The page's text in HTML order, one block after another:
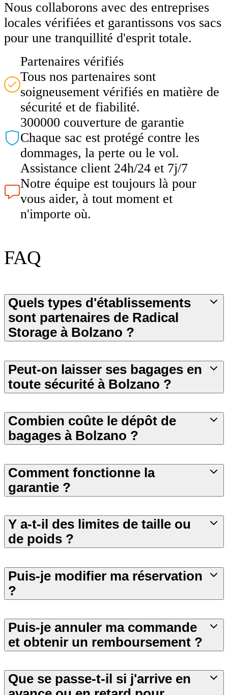
Nous collaborons avec des entreprises
locales vérifiées et garantissons vos sacs
pour une tranquillité d'esprit totale.
Partenaires vérifiés
Tous nos partenaires sont
soigneusement vérifiés en matière de
sécurité et de fiabilité.
300000 couverture de garantie
Chaque sac est protégé contre les
dommages, la perte ou le vol.
Assistance client 24h/24 et 7j/7
Notre équipe est toujours là pour
vous aider, à tout moment et
n'importe où.
FAQ
Quels types d'établissements
sont partenaires de Radical
Storage à Bolzano ?
Peut-on laisser ses bagages en
toute sécurité à Bolzano ?
Combien coûte le dépôt de
bagages à Bolzano ?
Comment fonctionne la
garantie ?
Y a-t-il des limites de taille ou
de poids ?
Puis-je modifier ma réservation
?
Puis-je annuler ma commande
et obtenir un remboursement ?
Que se passe-t-il si j'arrive en